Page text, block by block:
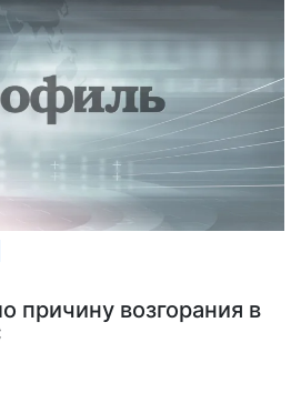
причину возгорания в